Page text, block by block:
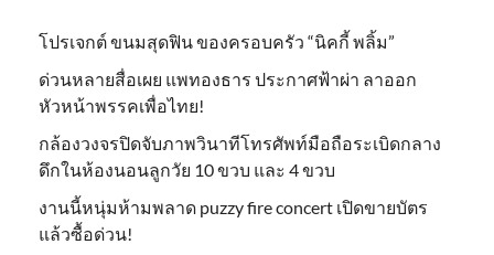
โปรเจกต์ ขนมสุดฟิน ของครอบครัว “นิคกี้ พลิ้ม”
ด่วนหลายสื่อเผย แพทองธาร ประกาศฟ้าผ่า ลาออก
หัวหน้าพรรคเพื่อไทย!
กล้องวงจรปิดจับภาพวินาทีโทรศัพท์มือถือระเบิดกลาง
ดึกในห้องนอนลูกวัย 10 ขวบ และ 4 ขวบ
งานนี้หนุ่มห้ามพลาด puzzy fire concert เปิดขายบัตร
แล้วซื้อด่วน!